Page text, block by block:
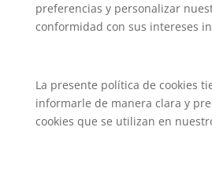
preferencias y personalizar
conformidad con sus intereses
La presente política de cookies
informarle de manera clara y
cookies que se utilizan en